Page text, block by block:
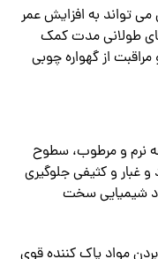
می تواند به افزایش عمر
طولانی مدت کمک
از گهواره چوبی
نرم و مرطوب، سطوح
و غبار و کثیفی جلوگیری
شیمیایی سخت
مواد پاک کننده قوی